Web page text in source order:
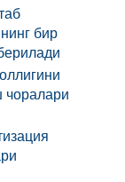
бир
чоралари